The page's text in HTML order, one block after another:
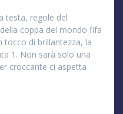
testa, regole del
coppa del mondo fifa
tocco di brillantezza, la
1. Non sarà solo una
croccante ci aspetta